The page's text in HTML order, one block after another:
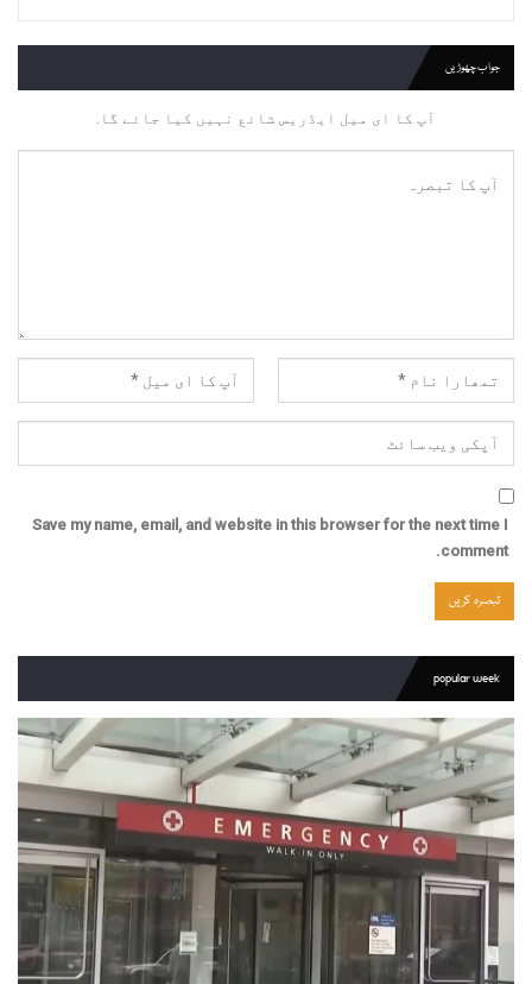
جواب چھوڑیں
آپ کا ای میل ایڈریس شائع نہیں کیا جائے گا.
Save my name, email, and website in this browser for the next time I
comment.
popular week